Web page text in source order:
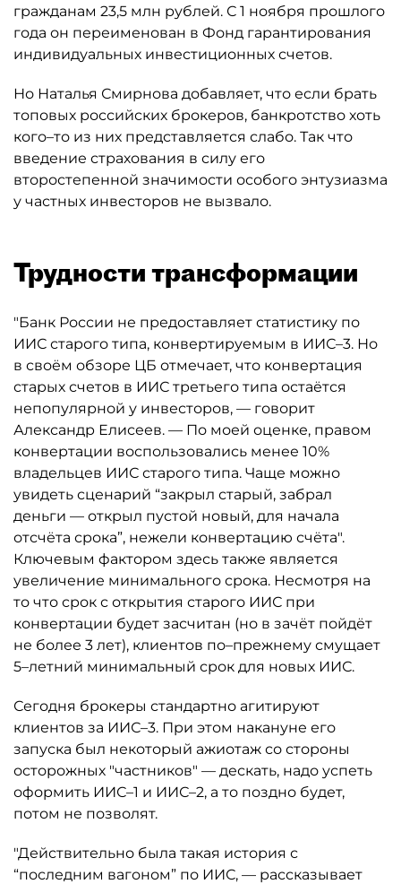
гражданам 23,5 млн рублей. С 1 ноября прошлого
года он переименован в Фонд гарантирования
индивидуальных инвестиционных счетов.
Но Наталья Смирнова добавляет, что если брать
топовых российских брокеров, банкротство хоть
кого–то из них представляется слабо. Так что
введение страхования в силу его
второстепенной значимости особого энтузиазма
у частных инвесторов не вызвало.
Трудности трансформации
"Банк России не предоставляет статистику по
ИИС старого типа, конвертируемым в ИИС–3. Но
в своём обзоре ЦБ отмечает, что конвертация
старых счетов в ИИС третьего типа остаётся
непопулярной у инвесторов, — говорит
Александр Елисеев. — По моей оценке, правом
конвертации воспользовались менее 10%
владельцев ИИС старого типа. Чаще можно
увидеть сценарий “закрыл старый, забрал
деньги — открыл пустой новый, для начала
отсчёта срока”, нежели конвертацию счёта".
Ключевым фактором здесь также является
увеличение минимального срока. Несмотря на
то что срок с открытия старого ИИС при
конвертации будет засчитан (но в зачёт пойдёт
не более 3 лет), клиентов по–прежнему смущает
5–летний минимальный срок для новых ИИС.
Сегодня брокеры стандартно агитируют
клиентов за ИИС–3. При этом накануне его
запуска был некоторый ажиотаж со стороны
осторожных "частников" — дескать, надо успеть
оформить ИИС–1 и ИИС–2, а то поздно будет,
потом не позволят.
"Действительно была такая история с
“последним вагоном” по ИИС, — рассказывает